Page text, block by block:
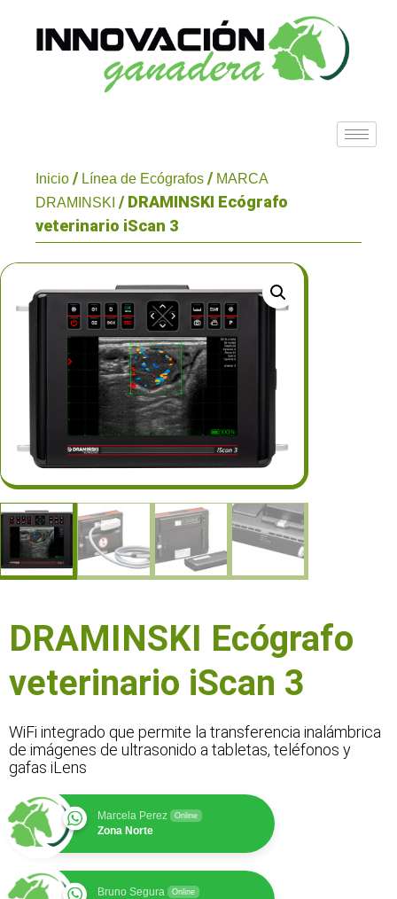
Inicio / Línea de Ecógrafos / MARCA
DRAMINSKI / DRAMINSKI Ecógrafo
veterinario iScan 3
DRAMINSKI Ecógrafo
veterinario iScan 3
WiFi integrado que permite la transferencia inalámbrica
de imágenes de ultrasonido a tabletas, teléfonos y
gafas iLens
Marcela Perez Online
Zona Norte
Bruno Segura Online